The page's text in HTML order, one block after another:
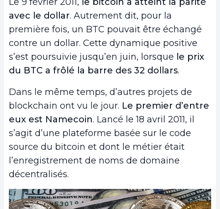
avec le dollar. Autrement dit, pour la
première fois, un BTC pouvait être échangé
contre un dollar. Cette dynamique positive
s’est poursuivie jusqu’en juin, lorsque le prix
du BTC a frôlé la barre des 32 dollars.
Dans le même temps, d’autres projets de
blockchain ont vu le jour. Le premier d’entre
eux est Namecoin. Lancé le 18 avril 2011, il
s’agit d’une plateforme basée sur le code
source du bitcoin et dont le métier était
l’enregistrement de noms de domaine
décentralisés.